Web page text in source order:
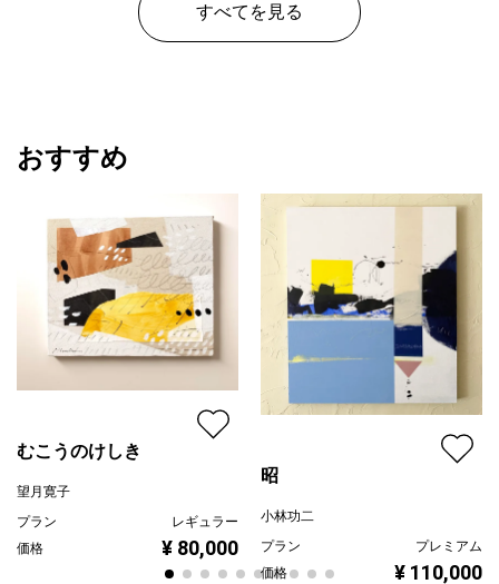
すべてを見る
おすすめ
むこうのけしき
望月寛子
プラン
レギュラー
価格
¥ 80,000
昭
小林功二
プラン
プレミアム
価格
¥ 110,000